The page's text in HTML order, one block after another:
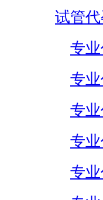
试管
专
专
专
专
专